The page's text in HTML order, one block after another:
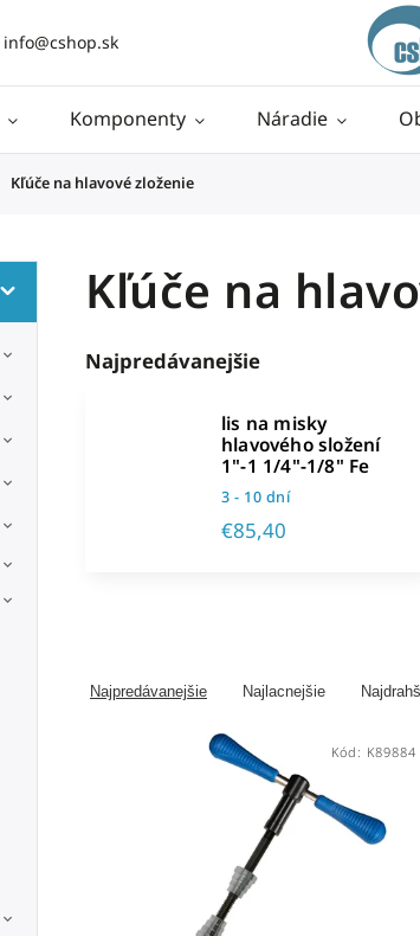
info@cshop.sk
Komponenty Náradie
Kľúče na hlavové zloženie
Kľúče na
Najpredávanejšie
lis na misky
hlavového složení
1"-1 1/4"-1/8" Fe
3 - 10 dní
€85,40
Najpredávanejšie Najlacnejšie
Kód: K89884